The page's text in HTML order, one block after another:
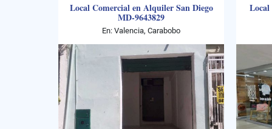
Local Comercial en Alquiler San Diego
MD-9643829
En: Valencia, Carabobo